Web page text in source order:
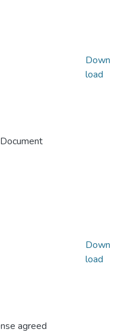
Down
load
agreed
Down
load